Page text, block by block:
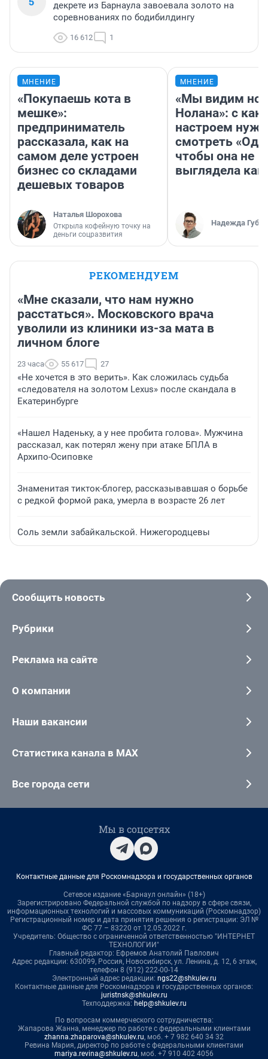
декрете из Барнаула завоевала золото на
соревнованиях по бодибилдингу
16 612 1
МНЕНИЕ
«Покупаешь кота в
мешке»:
предприниматель
рассказала, как на
самом деле устроен
бизнес со складами
дешевых товаров
Наталья Шорохова
Открыла кофейную точку на
деньги соцразвития
МНЕНИЕ
«Мы видим
Нолана»: с
настроем
смотреть
чтобы она не
выглядела как
Надежда
РЕКОМЕНДУЕМ
«Мне сказали, что нам нужно
расстаться». Московского врача
уволили из клиники из-за мата в
личном блоге
23 часа 55 617 27
«Не хочется в это верить». Как сложилась судьба
«следователя на золотом Lexus» после скандала в
Екатеринбурге
«Нашел Наденьку, а у нее пробита голова». Мужчина
рассказал, как потерял жену при атаке БПЛА в
Архипо-Осиповке
Знаменитая тикток-блогер, рассказывавшая о борьбе
с редкой формой рака, умерла в возрасте 26 лет
Соль земли забайкальской. Нижегородцевы
Сообщить новость
Рубрики
Реклама на сайте
О компании
Наши вакансии
Статистика канала в MAX
Все города сети
Мы в соцсетях
Контактные данные для Роскомнадзора и государственных органов
Сетевое издание «Барнаул онлайн» (18+)
Зарегистрировано Федеральной службой по надзору в сфере связи,
информационных технологий и массовых коммуникаций (Роскомнадзор)
Регистрационный номер и дата принятия решения о регистрации: ЭЛ №
ФС 77 – 83220 от 12.05.2022 г.
Учредитель: Общество с ограниченной ответственностью "ИНТЕРНЕТ
ТЕХНОЛОГИИ"
Главный редактор: Ефремов Анатолий Павлович
Адрес редакции: 630099, Россия, Новосибирск, ул. Ленина, д. 12, 6 этаж,
телефон 8 (912) 222-00-14
Электронный адрес редакции: ngs22@shkulev.ru
Контактные данные для Роскомнадзора и государственных органов:
juristnsk@shkulev.ru
Техподдержка: help@shkulev.ru
По вопросам коммерческого сотрудничества:
Жапарова Жанна, менеджер по работе с федеральными клиентами
zhanna.zhaparova@shkulev.ru, моб. + 7 982 640 34 32
Ревина Мария, директор по работе с федеральными клиентами
mariya.revina@shkulev.ru, моб. +7 910 402 4056